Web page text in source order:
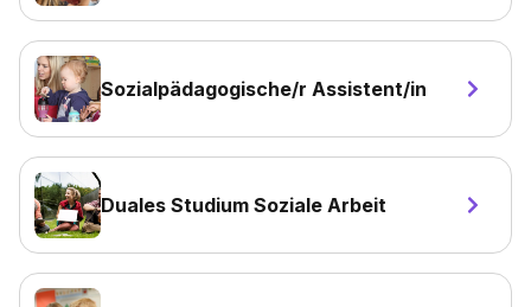
Sozialpädagogische/r Assistent/in
Duales Studium Soziale Arbeit